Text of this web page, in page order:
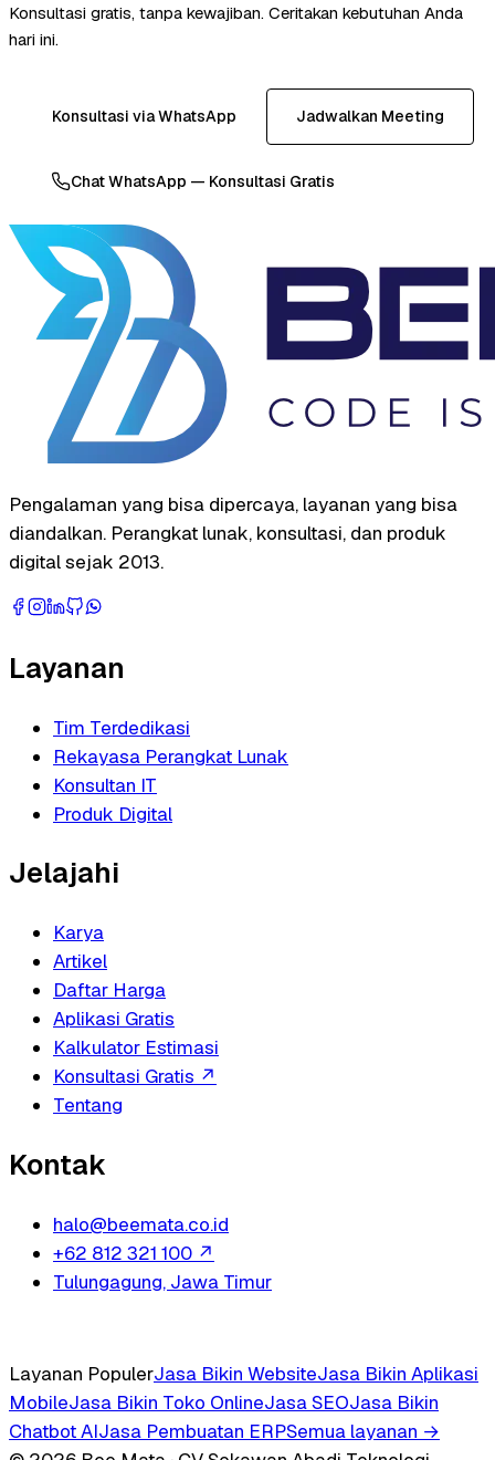
Konsultasi gratis, tanpa kewajiban. Ceritakan kebutuhan Anda
hari ini.
Konsultasi via WhatsApp Jadwalkan Meeting
Chat WhatsApp — Konsultasi Gratis
Pengalaman yang bisa dipercaya, layanan yang bisa
diandalkan. Perangkat lunak, konsultasi, dan produk
digital sejak 2013.
Layanan
Tim Terdedikasi
Rekayasa Perangkat Lunak
Konsultan IT
Produk Digital
Jelajahi
Karya
Artikel
Daftar Harga
Aplikasi Gratis
Kalkulator Estimasi
Konsultasi Gratis ↗
Tentang
Kontak
halo@beemata.co.id
+62 812 321 100 ↗
Tulungagung, Jawa Timur
Layanan PopulerJasa Bikin WebsiteJasa Bikin Aplikasi
MobileJasa Bikin Toko OnlineJasa SEOJasa Bikin
Chatbot AIJasa Pembuatan ERPSemua layanan →